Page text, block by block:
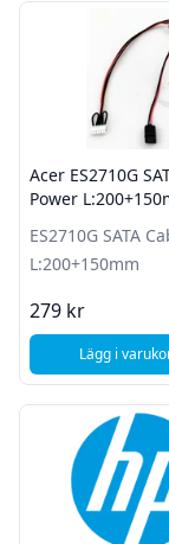
Acer ES2710G
Power
ES2710G SATA
L:200+150mm
279 kr
Lägg i ,